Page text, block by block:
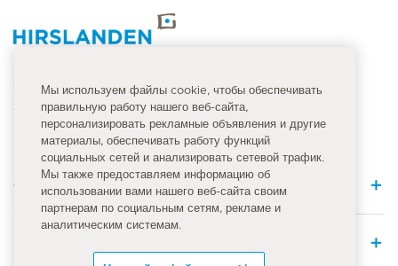
Номер неотложной помощи
144
Quick Links
Мы используем файлы cookie, чтобы обеспечивать
правильную работу нашего веб-сайта,
персонализировать рекламные объявления и другие
материалы, обеспечивать работу функций
социальных сетей и анализировать сетевой трафик.
Мы также предоставляем информацию об
использовании вами нашего веб-сайта своим
партнерам по социальным сетям, рекламе и
аналитическим системам.